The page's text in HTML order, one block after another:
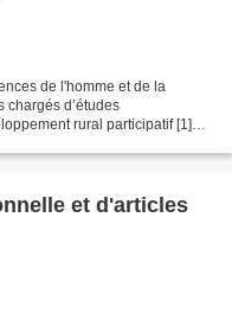
de l'homme et de la
chargés d’études
rural participatif [1]
et d'articles